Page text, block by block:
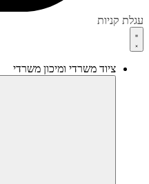
עגלת קניות
ציוד משרדי ומיכון משרדי